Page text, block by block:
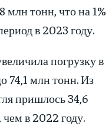
млн тонн, что на 1%
в 2023 году.
погрузку в
74,1 млн тонн. Из
пришлось 34,6
в 2022 году.